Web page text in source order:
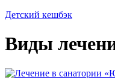
Детский кешбэк
Виды